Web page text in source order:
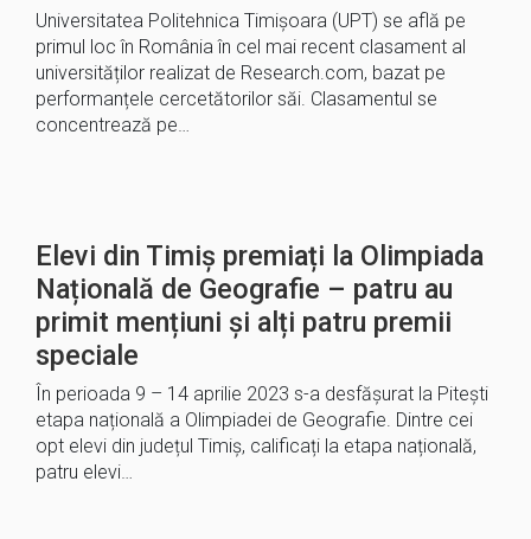
Universitatea Politehnica Timișoara (UPT) se află pe
primul loc în România în cel mai recent clasament al
universităților realizat de Research.com, bazat pe
performanțele cercetătorilor săi. Clasamentul se
concentrează pe…
Elevi din Timiș premiați la Olimpiada
Națională de Geografie – patru au
primit mențiuni și alți patru premii
speciale
În perioada 9 – 14 aprilie 2023 s-a desfășurat la Pitești
etapa națională a Olimpiadei de Geografie. Dintre cei
opt elevi din județul Timiș, calificați la etapa națională,
patru elevi…